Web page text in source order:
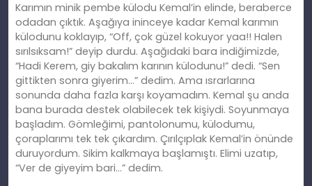
Karımın minik pembe külodu Kemal’in elinde, beraberce
odadan çıktık. Aşağıya ininceye kadar Kemal karımın
külodunu koklayıp, “Off, çok güzel kokuyor yaa!! Halen
sırılsıksam!” deyip durdu. Aşağıdaki bara indiğimizde,
“Hadi Kerem, giy bakalım karının külodunu!” dedi. “Sen
gittikten sonra giyerim…” dedim. Ama ısrarlarına
sonunda daha fazla karşı koyamadım. Kemal şu anda
bana burada destek olabilecek tek kişiydi. Soyunmaya
başladım. Gömleğimi, pantolonumu, külodumu,
çoraplarımı tek tek çıkardım. Çırılçıplak Kemal’in önünde
duruyordum. Sikim kalkmaya başlamıştı. Elimi uzatıp,
“Ver de giyeyim bari…” dedim.